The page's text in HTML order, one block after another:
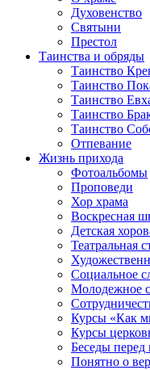
Духовенство
Святыни
Престол
Таинства и обряды
Таинство
Таинство
Таинство
Таинство
Таинство
Отпевание
Жизнь прихода
Фотоальбомы
Проповеди
Хор храма
Воскресная
Детская
Театральная
Социальное
Молодежное
Курсы «Как
Курсы
Беседы
Понятно о